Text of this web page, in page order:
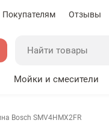
Покупателям Отзывы
Мойки и смесители
Bosch SMV4HMX2FR